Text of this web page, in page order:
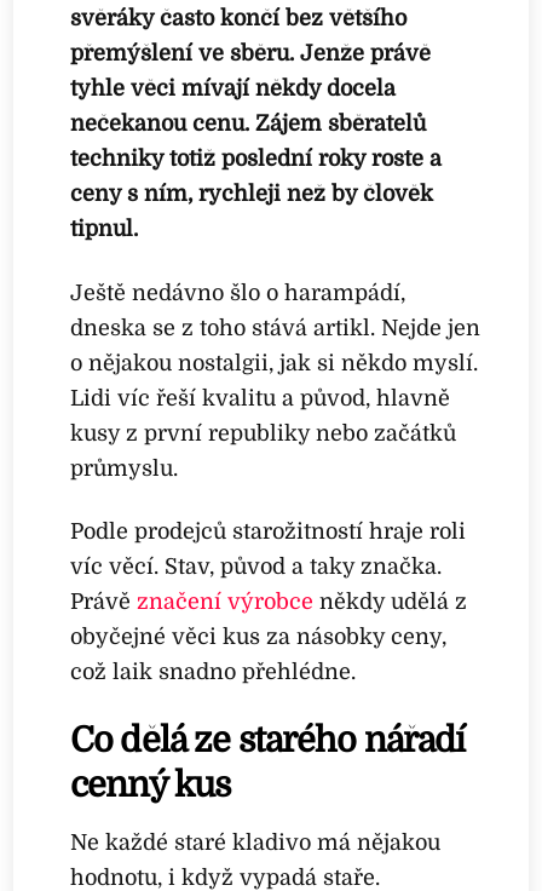
svěráky často končí bez většího
přemýšlení ve sběru. Jenže právě
tyhle věci mívají někdy docela
nečekanou cenu. Zájem sběratelů
techniky totiž poslední roky roste a
ceny s ním, rychleji než by člověk
tipnul.
Ještě nedávno šlo o harampádí,
dneska se z toho stává artikl. Nejde jen
o nějakou nostalgii, jak si někdo myslí.
Lidi víc řeší kvalitu a původ, hlavně
kusy z první republiky nebo začátků
průmyslu.
Podle prodejců starožitností hraje roli
víc věcí. Stav, původ a taky značka.
Právěznačení výrobce někdy udělá z
obyčejné věci kus za násobky ceny,
což laik snadno přehlédne.
Co dělá ze starého nářadí
cenný kus
Ne každé staré kladivo má nějakou
hodnotu, i když vypadá staře.